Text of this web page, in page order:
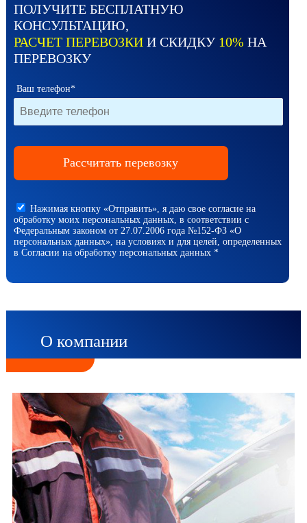
ПОЛУЧИТЕ БЕСПЛАТНУЮ
КОНСУЛЬТАЦИЮ,
РАСЧЕТ ПЕРЕВОЗКИИ СКИДКУ 10% НА
ПЕРЕВОЗКУ
Ваш телефон*
Нажимая кнопку «Отправить», я даю свое согласие на
обработку моих персональных данных, в соответствии с
Федеральным законом от 27.07.2006 года №152-ФЗ «О
персональных данных», на условиях и для целей, определенных
в Согласии на обработку персональных данных *
О компании